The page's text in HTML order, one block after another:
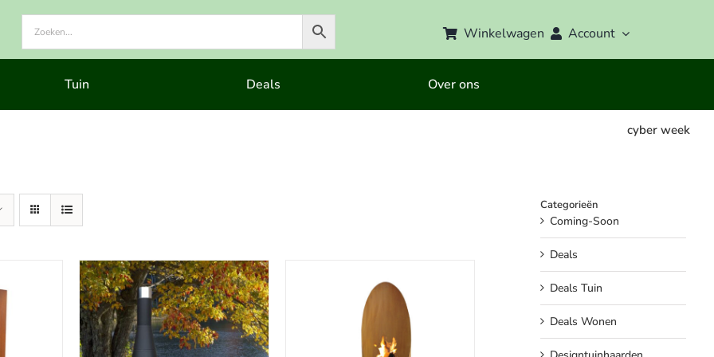
Winkelwagen Account
Tuin Deals Over ons
cyber week
Categorieën
Coming-Soon
Deals
Deals Tuin
Deals Wonen